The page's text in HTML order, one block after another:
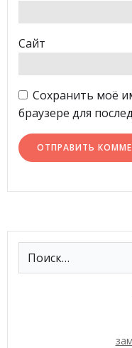
Сайт
Сохранить моё
браузере для